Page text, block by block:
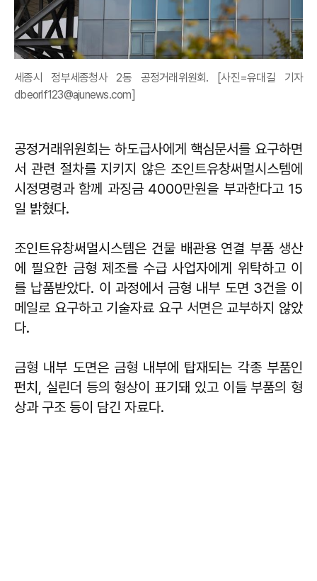
세종시 정부세종청사 2동 공정거래위원회. [사진=유대길 기자
dbeorlf123@ajunews.com]
공정거래위원회는 하도급사에게 핵심문서를 요구하면
서 관련 절차를 지키지 않은 조인트유창써멀시스템에
시정명령과 함께 과징금 4000만원을 부과한다고 15
일 밝혔다.
조인트유창써멀시스템은 건물 배관용 연결 부품 생산
에 필요한 금형 제조를 수급 사업자에게 위탁하고 이
를 납품받았다. 이 과정에서 금형 내부 도면 3건을 이
메일로 요구하고 기술자료 요구 서면은 교부하지 않았
다.
금형 내부 도면은 금형 내부에 탑재되는 각종 부품인
펀치, 실린더 등의 형상이 표기돼 있고 이들 부품의 형
상과 구조 등이 담긴 자료다.